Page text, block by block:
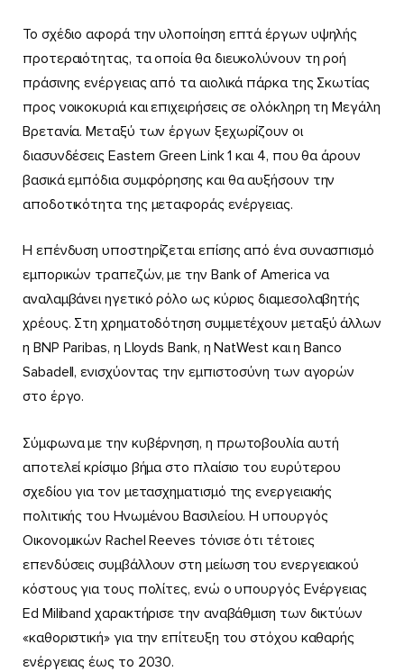
Το σχέδιο αφορά την υλοποίηση επτά έργων υψηλής
προτεραιότητας, τα οποία θα διευκολύνουν τη ροή
πράσινης ενέργειας από τα αιολικά πάρκα της Σκωτίας
προς νοικοκυριά και επιχειρήσεις σε ολόκληρη τη Μεγάλη
Βρετανία. Μεταξύ των έργων ξεχωρίζουν οι
διασυνδέσεις Eastern Green Link 1 και 4, που θα άρουν
βασικά εμπόδια συμφόρησης και θα αυξήσουν την
αποδοτικότητα της μεταφοράς ενέργειας.
Η επένδυση υποστηρίζεται επίσης από ένα συνασπισμό
εμπορικών τραπεζών, με την Bank of America να
αναλαμβάνει ηγετικό ρόλο ως κύριος διαμεσολαβητής
χρέους. Στη χρηματοδότηση συμμετέχουν μεταξύ άλλων
η BNP Paribas, η Lloyds Bank, η NatWest και η Banco
Sabadell, ενισχύοντας την εμπιστοσύνη των αγορών
στο έργο.
Σύμφωνα με την κυβέρνηση, η πρωτοβουλία αυτή
αποτελεί κρίσιμο βήμα στο πλαίσιο του ευρύτερου
σχεδίου για τον μετασχηματισμό της ενεργειακής
πολιτικής του Ηνωμένου Βασιλείου. Η υπουργός
Οικονομικών Rachel Reeves τόνισε ότι τέτοιες
επενδύσεις συμβάλλουν στη μείωση του ενεργειακού
κόστους για τους πολίτες, ενώ ο υπουργός Ενέργειας
Ed Miliband χαρακτήρισε την αναβάθμιση των δικτύων
«καθοριστική» για την επίτευξη του στόχου καθαρής
ενέργειας έως το 2030.